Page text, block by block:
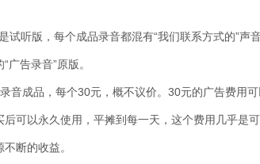
试听版，每个成品录音都混有“我们联系方式的”声
广告录音”原版。
音成品，每个30元，概不议价。30元的广告费用
可以永久使用，平摊到每一天，这个费用几乎是
断的收益。